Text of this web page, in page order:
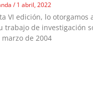
1 abril, 2022
VI edición, lo otorgamos
trabajo de investigación
marzo de 2004